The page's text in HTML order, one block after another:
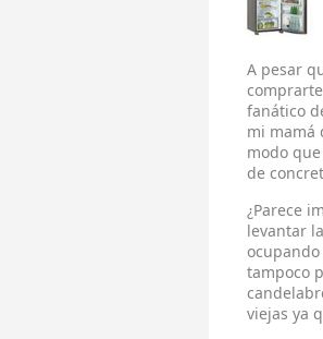
A pesar
fanático
mi mamá
modo
de
¿Parece
levantar
tampoco
viejas ya